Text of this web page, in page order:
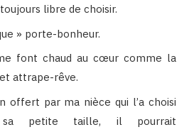
libre de choisir.
» porte-bonheur.
font chaud au cœur comme la
attrape-rêve.
offert par ma nièce qui l’a choisi
sa petite taille, il pourrait